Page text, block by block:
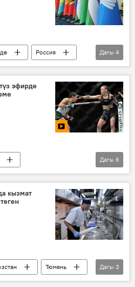
Россия
келишим
Дагы 4
эфирде
Алекса Грассо
UFC
Дагы 6
кызмат
Тюмень
диаспора
Дагы 3